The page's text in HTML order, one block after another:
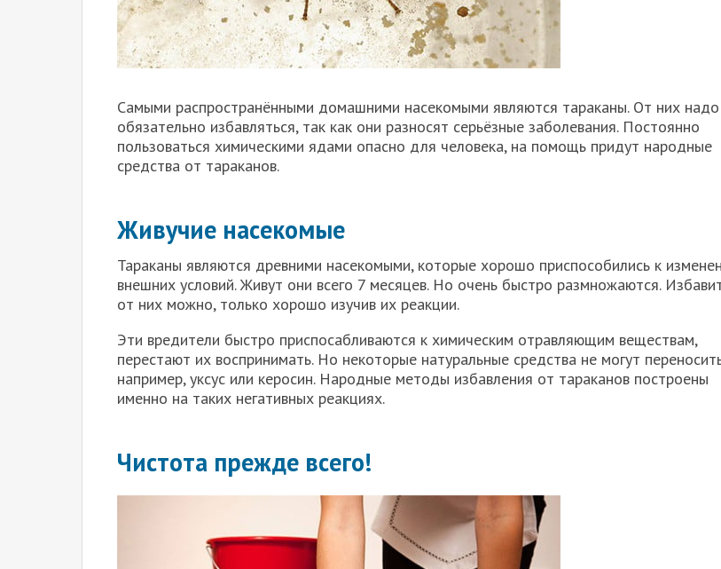
Самыми распространёнными домашними насекомыми являются тараканы. От них надо
обязательно избавляться, так как они разносят серьёзные заболевания. Постоянно
пользоваться химическими ядами опасно для человека, на помощь придут народные
средства от тараканов.
Живучие насекомые
Тараканы являются древними насекомыми, которые хорошо приспособились к
внешних условий. Живут они всего 7 месяцев. Но очень быстро размножаются.
от них можно, только хорошо изучив их реакции.
Эти вредители быстро приспосабливаются к химическим отравляющим веществам,
перестают их воспринимать. Но некоторые натуральные средства не могут
например, уксус или керосин. Народные методы избавления от тараканов построены
именно на таких негативных реакциях.
Чистота прежде всего!